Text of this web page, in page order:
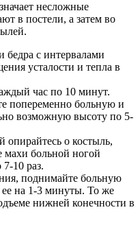
несложные
в постели, а затем во
с интервалами
усталости и тепла в
час по 10 минут.
попеременно больную и
возможную высоту по 5-
опирайтесь о костыль,
махи больной ногой
10 раз.
поднимайте больную
ее на 1-3 минуты. То же
нижней конечности в